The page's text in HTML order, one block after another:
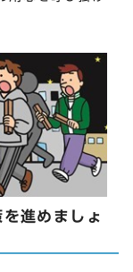
進めましょ